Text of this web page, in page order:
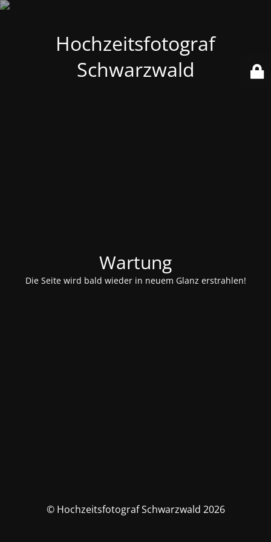
Hochzeitsfotograf
Schwarzwald
Wartung
Die Seite wird bald wieder in neuem Glanz erstrahlen!
© Hochzeitsfotograf Schwarzwald 2026